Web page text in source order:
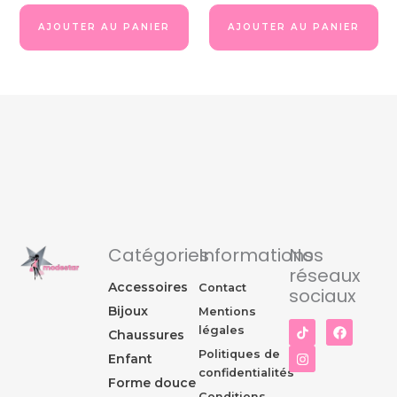
AJOUTER AU PANIER AJOUTER AU PANIER
Catégories
Accessoires
Bijoux
Chaussures
Enfant
Forme douce
Informations
Contact
Mentions
légales
Politiques de
confidentialités
Nos
réseaux
sociaux
F
a
c
I
n
s
t
a